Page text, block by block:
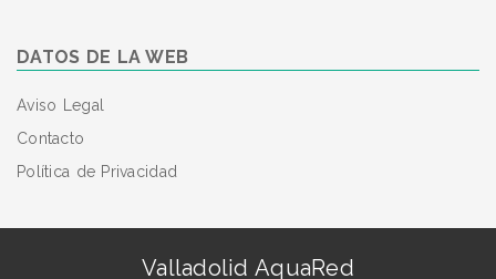
DATOS DE LA WEB
Aviso Legal
Contacto
Política de Privacidad
Valladolid AquaRed